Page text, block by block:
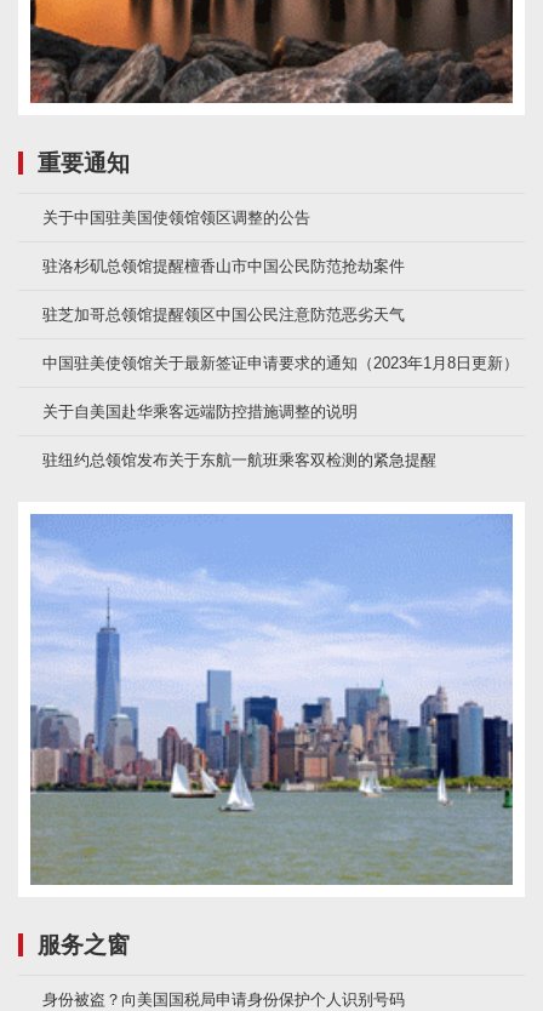
重要通知
关于中国驻美国使领馆领区调整的公告
驻洛杉矶总领馆提醒檀香山市中国公民防范抢劫案件
驻芝加哥总领馆提醒领区中国公民注意防范恶劣天气
中国驻美使领馆关于最新签证申请要求的通知（2023年1月8日更新）
关于自美国赴华乘客远端防控措施调整的说明
驻纽约总领馆发布关于东航一航班乘客双检测的紧急提醒
服务之窗
身份被盗？向美国国税局申请身份保护个人识别号码